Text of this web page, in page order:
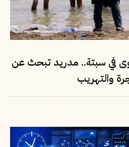
في سبتة.. مدريد تبحث عن
والتهريب